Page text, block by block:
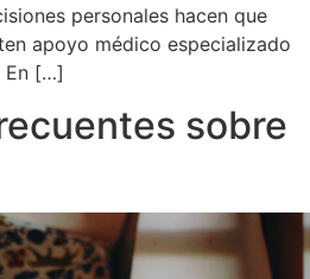
personales hacen que
apoyo médico especializado
En […]
sobre